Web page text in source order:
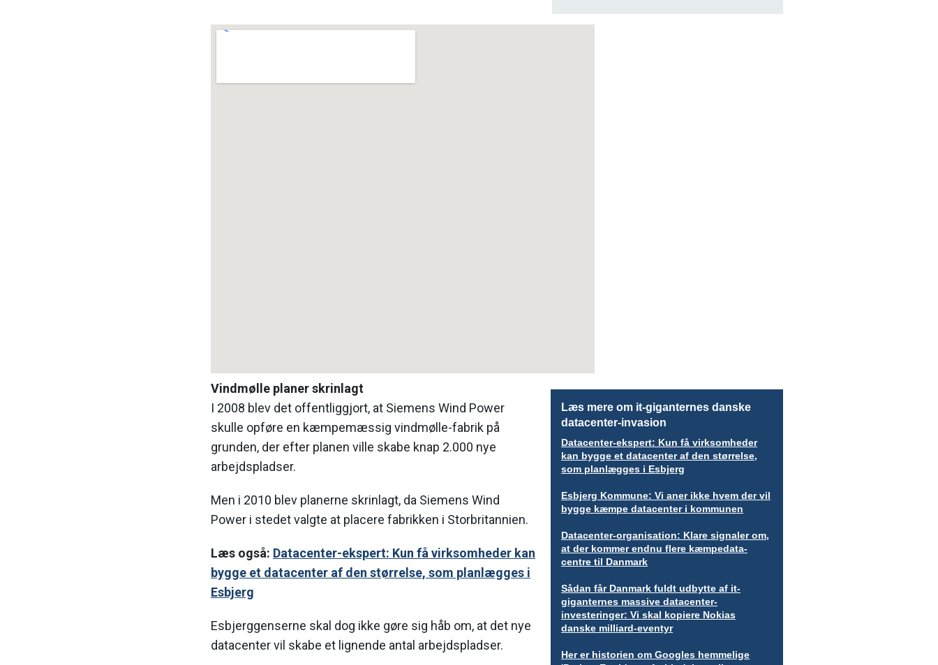
Læs mere om it-giganternes danske
datacenter-invasion
Datacenter-ekspert: Kun få virksomheder
kan bygge et datacenter af den størrelse,
som planlægges i Esbjerg
Esbjerg Kommune: Vi aner ikke hvem der vil
bygge kæmpe datacenter i kommunen
Datacenter-organisation: Klare signaler om,
at der kommer endnu flere kæmpedata-
centre til Danmark
Sådan får Danmark fuldt udbytte af it-
giganternes massive datacenter-
investeringer: Vi skal kopiere Nokias
danske milliard-eventyr
Her er historien om Googles hemmelige
Vindmølle planer skrinlagt
I 2008 blev det offentliggjort, at Siemens Wind Power
skulle opføre en kæmpemæssig vindmølle-fabrik på
grunden, der efter planen ville skabe knap 2.000 nye
arbejdspladser.
Men i 2010 blev planerne skrinlagt, da Siemens Wind
Power i stedet valgte at placere fabrikken i Storbritannien.
Læs også: Datacenter-ekspert: Kun få virksomheder kan
bygge et datacenter af den størrelse, som planlægges i
Esbjerg
Esbjerggenserne skal dog ikke gøre sig håb om, at det nye
datacenter vil skabe et lignende antal arbejdspladser.